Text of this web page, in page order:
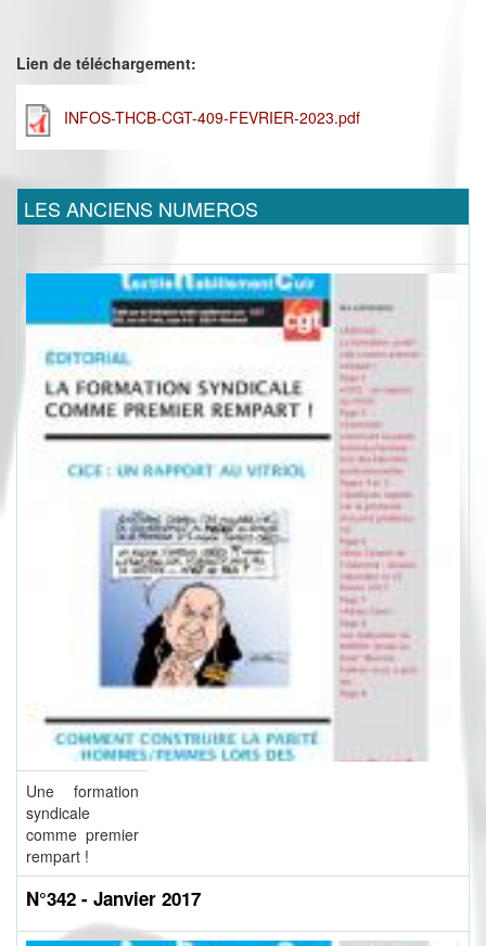
Lien de téléchargement:
INFOS-THCB-CGT-409-FEVRIER-2023.pdf
LES ANCIENS NUMEROS
Une formation
syndicale
comme premier
rempart !
N°342 - Janvier 2017